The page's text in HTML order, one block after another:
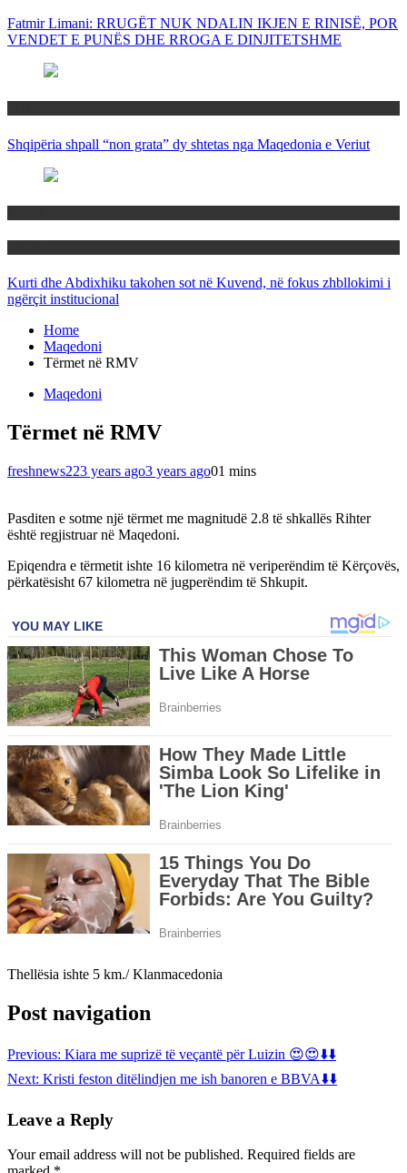
Fatmir Limani: RRUGËT NUK NDALIN IKJEN E RINISË, POR
VENDET E PUNËS DHE RROGA E DINJITETSHME
Shqipëria shpall “non grata” dy shtetas nga Maqedonia e Veriut
Kurti dhe Abdixhiku takohen sot në Kuvend, në fokus zhbllokimi i
ngërçit institucional
Home
Maqedoni
Tërmet në RMV
Maqedoni
Tërmet në RMV
freshnews223 years ago3 years ago01 mins
Pasditen e sotme një tërmet me magnitudë 2.8 të shkallës Rihter
është regjistruar në Maqedoni.
Epiqendra e tërmetit ishte 16 kilometra në veriperëndim të Kërçovës,
përkatësisht 67 kilometra në jugperëndim të Shkupit.
Thellësia ishte 5 km./ Klanmacedonia
Post navigation
Previous: Kiara me suprizë të veçantë për Luizin 😍😍⬇️⬇️
Next: Kristi feston ditëlindjen me ish banoren e BBVA⬇️⬇️
Leave a Reply
Your email address will not be published. Required fields are